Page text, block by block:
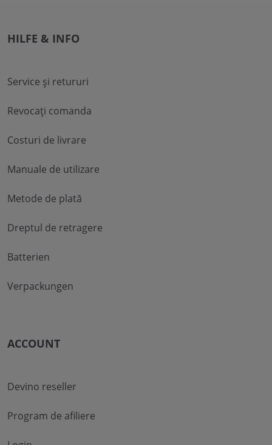
HILFE & INFO
Service și retururi
Revocați comanda
Costuri de livrare
Manuale de utilizare
Metode de plată
Dreptul de retragere
Batterien
Verpackungen
ACCOUNT
Devino reseller
Program de afiliere